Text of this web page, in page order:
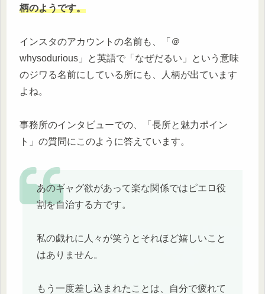
柄のようです。
インスタのアカウントの名前も、「＠
whysodurious」と英語で「なぜだるい」という意味
のジワる名前にしている所にも、人柄が出ています
よね。
事務所のインタビューでの、「長所と魅力ポイン
ト」の質問にこのように答えています。
あのギャグ欲があって楽な関係ではピエロ役
割を自治する方です。
私の戯れに人々が笑うとそれほど嬉しいこと
はありません。
もう一度差し込まれたことは、自分で疲れて